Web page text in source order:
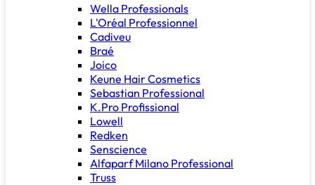
Wella Professionals
L'Oréal Professionnel
Cadiveu
Braé
Joico
Keune Hair Cosmetics
Sebastian Professional
K.Pro Profissional
Lowell
Redken
Senscience
Alfaparf Milano Professional
Truss